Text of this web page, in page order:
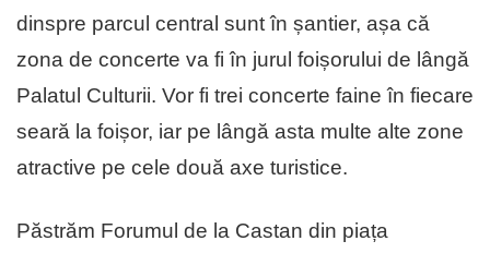
dinspre parcul central sunt în șantier, așa că
zona de concerte va fi în jurul foișorului de lângă
Palatul Culturii. Vor fi trei concerte faine în fiecare
seară la foișor, iar pe lângă asta multe alte zone
atractive pe cele două axe turistice.
Păstrăm Forumul de la Castan din piața